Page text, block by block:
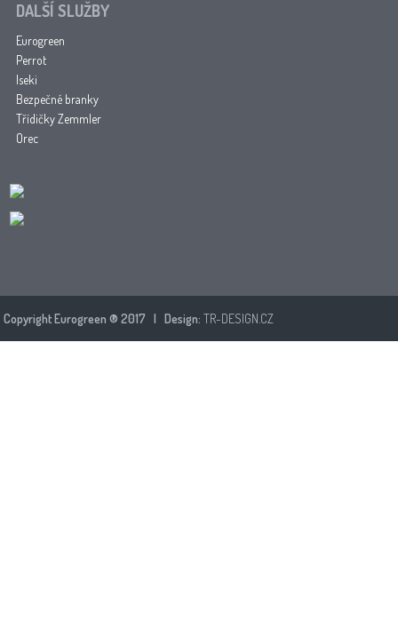
DALŠÍ SLUŽBY
Eurogreen
Perrot
Iseki
Bezpečné branky
Třídičky Zemmler
Orec
Copyright Eurogreen ® 2017 | Design:TR-DESIGN.CZ